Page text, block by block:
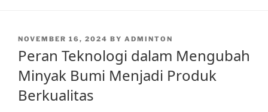
POSTED
NOVEMBER 16, 2024 BY ADMINTON
Peran Teknologi dalam Mengubah
Minyak Bumi Menjadi Produk
Berkualitas